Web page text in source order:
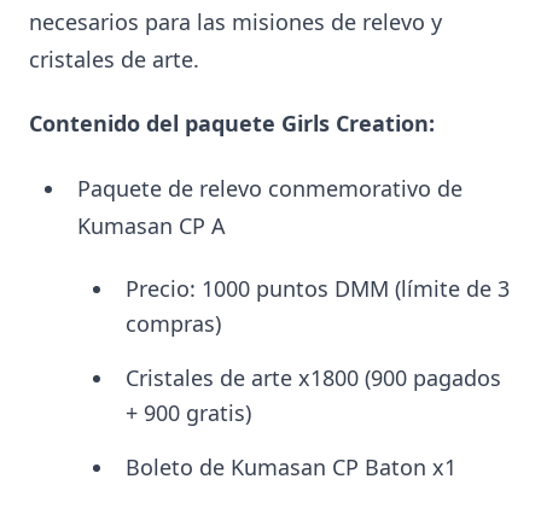
necesarios para las misiones de relevo y
cristales de arte.
Contenido del paquete Girls Creation:
Paquete de relevo conmemorativo de
Kumasan CP A
Precio: 1000 puntos DMM (límite de 3
compras)
Cristales de arte x1800 (900 pagados
+ 900 gratis)
Boleto de Kumasan CP Baton x1